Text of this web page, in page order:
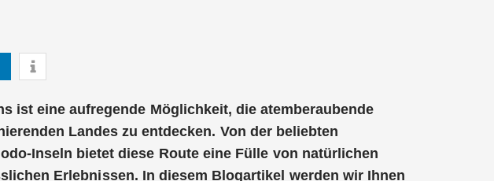
ist eine aufregende Möglichkeit, die atemberaubende
Landes zu entdecken. Von der beliebten
Inseln bietet diese Route eine Fülle von natürlichen
Erlebnissen. In diesem Blogartikel werden wir Ihnen